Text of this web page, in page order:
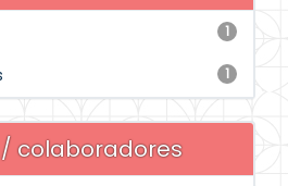
1
1
colaboradores